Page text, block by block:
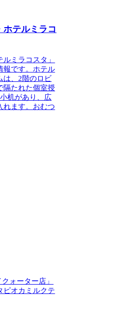
ホテルミラコ
ミラコスタ」
報です。ホテル
は、2階のロビ
隔たれた個室授
机があり、広
れます。おむつ
ォーター店」
ピオカミルクテ